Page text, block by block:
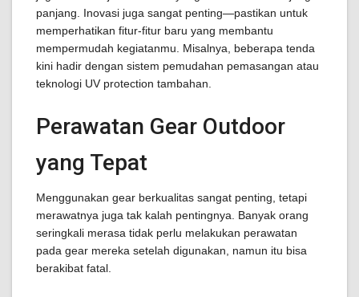
panjang. Inovasi juga sangat penting—pastikan untuk
memperhatikan fitur-fitur baru yang membantu
mempermudah kegiatanmu. Misalnya, beberapa tenda
kini hadir dengan sistem pemudahan pemasangan atau
teknologi UV protection tambahan.
Perawatan Gear Outdoor
yang Tepat
Menggunakan gear berkualitas sangat penting, tetapi
merawatnya juga tak kalah pentingnya. Banyak orang
seringkali merasa tidak perlu melakukan perawatan
pada gear mereka setelah digunakan, namun itu bisa
berakibat fatal.